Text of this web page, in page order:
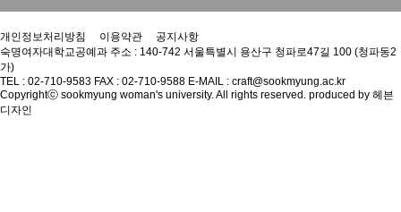
개인정보처리방침 이용약관
공지사항
숙명여자대학교공예과 주소 : 140-742 서울특별시 용산구 청파로47길 100 (청파동2
가)
TEL : 02-710-9583 FAX : 02-710-9588 E-MAIL : craft@sookmyung.ac.kr
Copyrightⓒ sookmyung woman's university. All rights reserved. produced by 헤븐
디자인